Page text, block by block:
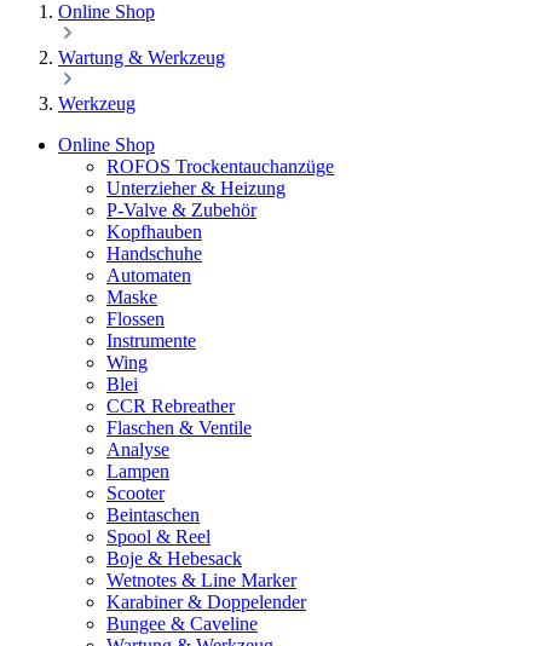
Online Shop
Wartung & Werkzeug
Werkzeug
Online Shop
ROFOS Trockentauchanzüge
Unterzieher & Heizung
P-Valve & Zubehör
Kopfhauben
Handschuhe
Automaten
Maske
Flossen
Instrumente
Wing
Blei
CCR Rebreather
Flaschen & Ventile
Analyse
Lampen
Scooter
Beintaschen
Spool & Reel
Boje & Hebesack
Wetnotes & Line Marker
Karabiner & Doppelender
Bungee & Caveline